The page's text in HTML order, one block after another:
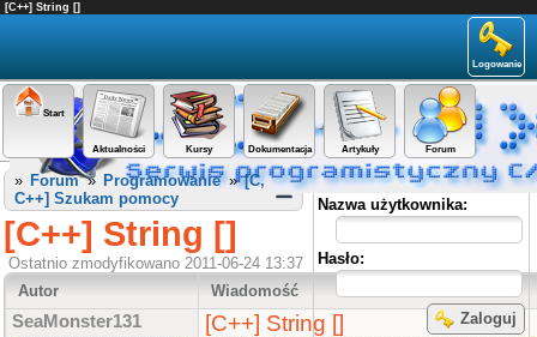
[C++] String []
Logowanie
Start
Aktualności Kursy Dokumentacja Artykuły Forum
Panel użytkownika
Nazwa użytkownika:
Hasło:
Zaloguj
» Forum» Programowanie»[C,
C++] Szukam pomocy
[C++] String []
Ostatnio zmodyfikowano 2011-06-24 13:37
Autor
Wiadomość
SeaMonster131 [C++] String []